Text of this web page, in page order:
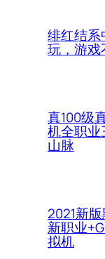
绯红结系
玩，游戏
真100级
机全职业
山脉
2021新
新职业
拟机